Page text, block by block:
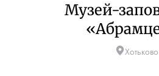
Музей-
Хотьково